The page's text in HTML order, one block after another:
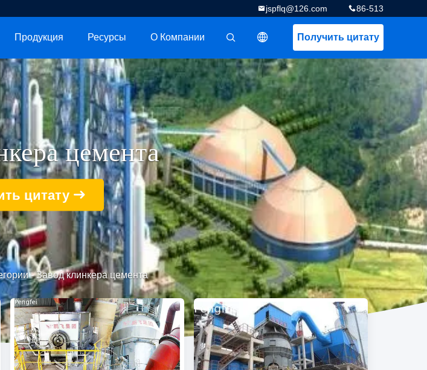
86-513
jspflq@126.com
Получить цитату
描述
Продукция Ресурсы О Компании
цемента
цитату
-Завод клинкера цемента